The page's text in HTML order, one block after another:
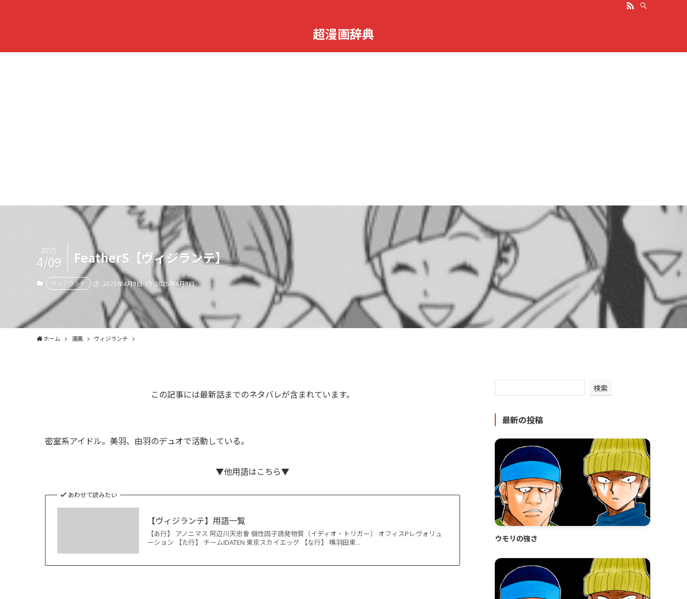
超漫画辞典
FeatherS【ヴィジランテ】
2025
4/09
ヴィジランテ 2025年4月9日 2025年4月9日
ホーム 漫画 ヴィジランテ
この記事には最新話までのネタバレが含まれています。
密室系アイドル。美羽、由羽のデュオで活動している。
▼他用語はこちら▼
あわせて読みたい
【ヴィジランテ】用語一覧
【あ行】 アノニマス 阿辺川天忠會 個性因子誘発物質（イディオ・トリガー） オフィスPレヴォリュ
ーション 【た行】 チームIDATEN 東京スカイエッグ 【な行】 鳴羽田東...
検索
最新の投稿
ウモリの強さ